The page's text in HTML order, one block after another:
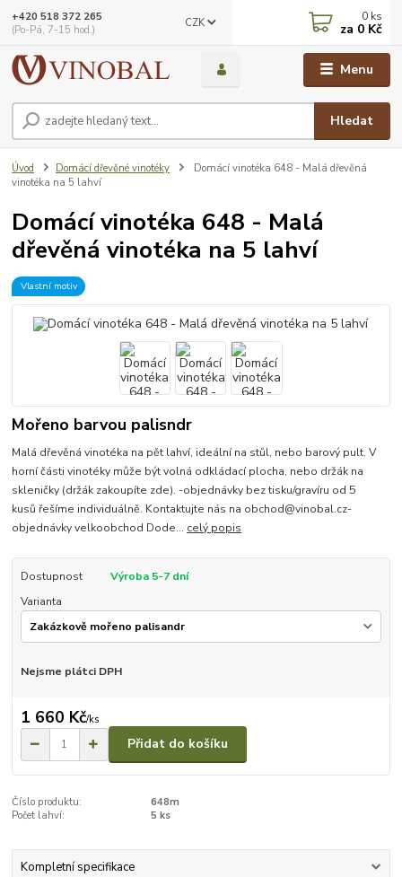
Menu
CZK
Hledat
+420 518 372 265
(Po-Pá, 7-15 hod.)
0 ks
za 0 Kč
Úvod Domácí dřevěné vinotéky
Domácí vinotéka 648 - Malá dřevěná
vinotéka na 5 lahví
Domácí vinotéka 648 - Malá
dřevěná vinotéka na 5 lahví
Vlastní motiv
Mořeno barvou palisndr
Malá dřevěná vinotéka na pět lahví, ideální na stůl, nebo barový pult. V
horní části vinotéky může být volná odkládací plocha, nebo držák na
skleničky (držák zakoupíte zde). -objednávky bez tisku/gravíru od 5
kusů řešíme individuálně. Kontaktujte nás na obchod@vinobal.cz-
objednávky velkoobchod Dode... celý popis
Dostupnost
Výroba 5-7 dní
Varianta
Nejsme plátci DPH
1 660 Kč/ks
Přidat do košíku
Číslo produktu:
648m
Počet lahví:
5 ks
Kompletní specifikace